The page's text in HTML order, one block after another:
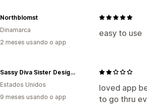
easy to use
Northblomst
Dinamarca
2 meses usando o app
loved app
to go thru
Sassy Diva Sister Designs
Estados Unidos
9 meses usando o app